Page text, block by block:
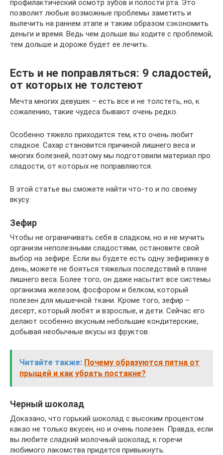
профилактический осмотр зубов и полости рта. Это
позволит любые возможные проблемы заметить и
вылечить на раннем этапе и таким образом сэкономить
деньги и время. Ведь чем дольше вы ходите с проблемой,
тем дольше и дороже будет ее лечить.
Есть и не поправляться: 9 сладостей,
от которых не толстеют
Мечта многих девушек – есть все и не толстеть, но, к
сожалению, такие чудеса бывают очень редко.
Особенно тяжело приходится тем, кто очень любит
сладкое. Сахар становится причиной лишнего веса и
многих болезней, поэтому мы подготовили материал про
сладости, от которых не поправляются.
В этой статье вы сможете найти что-то и по своему
вкусу.
Зефир
Чтобы не ограничивать себя в сладком, но и не мучить
организм неполезными сладостями, остановите свой
выбор на зефире. Если вы будете есть одну зефиринку в
день, можете не бояться тяжелых последствий в плане
лишнего веса. Более того, он даже насытит все системы
организма железом, фосфором и белком, который
полезен для мышечной ткани. Кроме того, зефир –
десерт, который любят и взрослые, и дети. Сейчас его
делают особенно вкусным небольшие кондитерские,
добывая необычные вкусы из фруктов.
Читайте также: Почему образуются пятна от
прыщей и как убрать постакне?
Черный шоколад
Доказано, что горький шоколад с высоким процентом
какао не только вкусен, но и очень полезен. Правда, если
вы любите сладкий молочный шоколад, к горечи
любимого лакомства придется привыкнуть.